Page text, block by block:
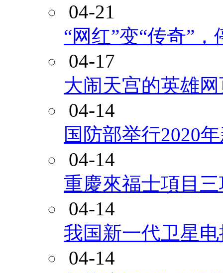
04-21
“网红”变“传奇”
04-17
大闹天宫的英雄
04-14
国防部举行2020
04-14
重慶來福士項目
04-14
我国新一代卫星
04-14